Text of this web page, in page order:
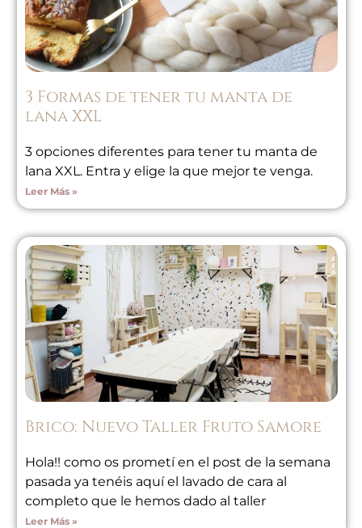
3 Formas de tener tu manta de
lana XXL
3 opciones diferentes para tener tu manta de
lana XXL. Entra y elige la que mejor te venga.
Leer Más »
Brico: Nuevo Taller Fruto Samore
Hola!! como os prometí en el post de la semana
pasada ya tenéis aquí el lavado de cara al
completo que le hemos dado al taller
Leer Más »